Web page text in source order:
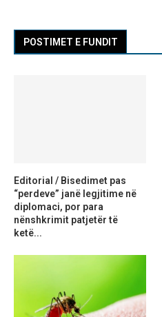
POSTIMET E FUNDIT
Editorial / Bisedimet pas
“perdeve” janë legjitime në
diplomaci, por para
nënshkrimit patjetër të
ketë...